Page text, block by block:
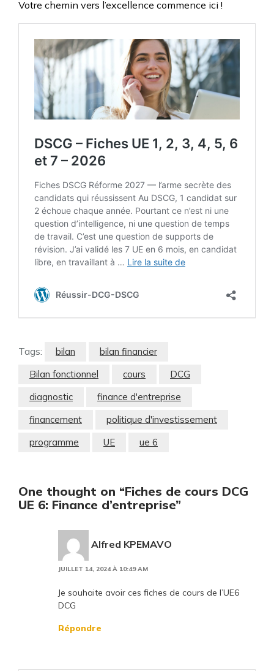
Votre chemin vers l’excellence commence ici !
Tags: bilan
bilan financier
Bilan fonctionnel
cours
DCG
diagnostic
finance d'entreprise
financement
politique d'investissement
programme
UE ue 6
One thought on “Fiches de cours DCG
UE 6: Finance d’entreprise”
Alfred KPEMAVO
JUILLET 14, 2024 À 10:49 AM
Je souhaite avoir ces fiches de cours de l’UE6
DCG
Répondre